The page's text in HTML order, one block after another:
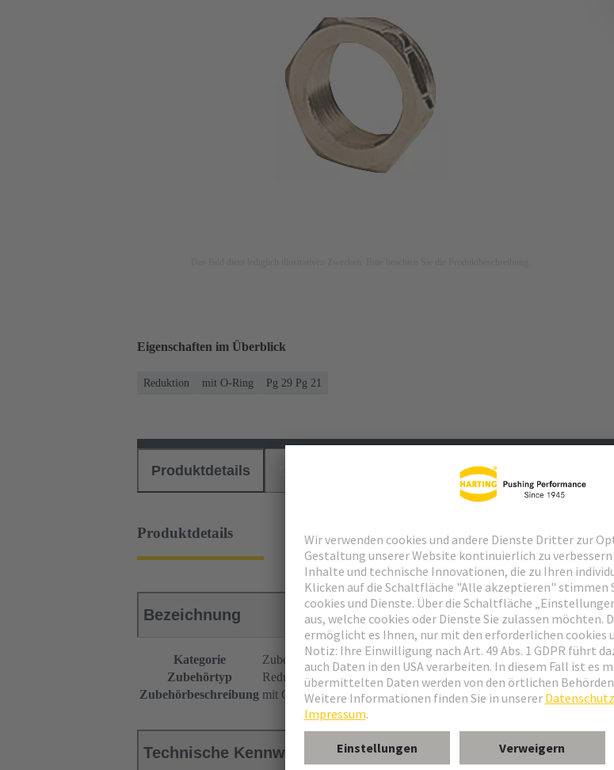
Eigenschaften im Überblick
Reduktion mit O-Ring Pg 29 Pg 21
Produktdetails Passende Produkte
Produktdetails
Bezeichnung
Kategorie
Zubehör
Zubehörtyp
Reduktion
Zubehörbeschreibung mit O-Ring
Technische Kennwerte